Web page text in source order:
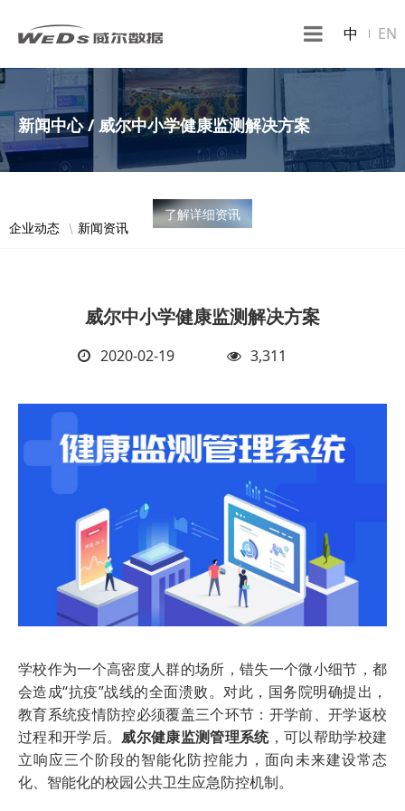
中 EN
新闻中心 / 威尔中小学健康监测解决方案
企业动态 新闻资讯
威尔中小学健康监测解决方案
2020-02-19 3,311
学校作为一个高密度人群的场所，错失一个微小细节，都
会造成“抗疫”战线的全面溃败。对此，国务院明确提出，
教育系统疫情防控必须覆盖三个环节：开学前、开学返校
过程和开学后。威尔健康监测管理系统，可以帮助学校建
立响应三个阶段的智能化防控能力，面向未来建设常态
化、智能化的校园公共卫生应急防控机制。
了解详细资讯